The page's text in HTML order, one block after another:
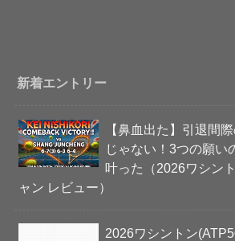
新着エントリー
【鼻血出た】引退間
じゃない！3つの願い
叶った（2026ワシン
ャン レビュー）
2026ワシントン